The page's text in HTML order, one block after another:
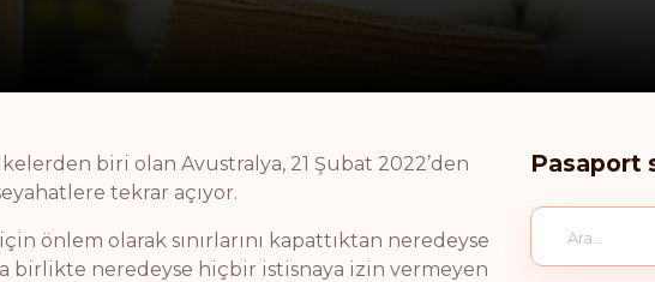
biri olan Avustralya, 21 Şubat 2022’den
tekrar açıyor.
önlem olarak sınırlarını kapattıktan neredeyse
birlikte neredeyse hiçbir istisnaya izin vermeyen
Pasaport